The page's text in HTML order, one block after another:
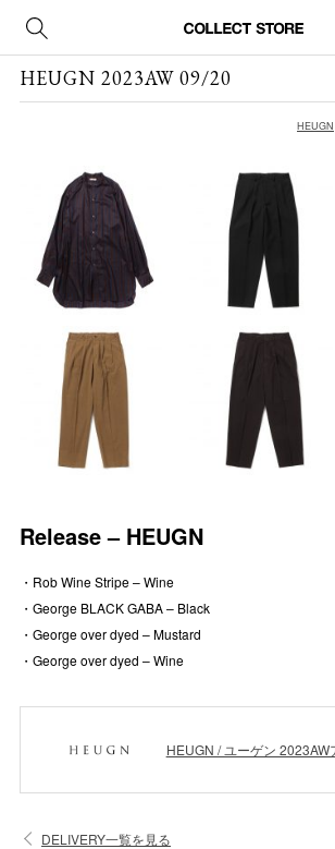
HEUGN 2023AW 09/20
HEUGN
Release – HEUGN
・Rob Wine Stripe – Wine
・George BLACK GABA – Black
・George over dyed – Mustard
・George over dyed – Wine
HEUGN / ユーゲン 2023AW
DELIVERY一覧を見る